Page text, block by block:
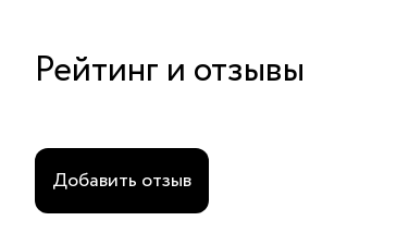
Рейтинг и отзывы
Добавить отзыв